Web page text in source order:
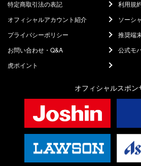
特定商取引法の表記
利用規
オフィシャルアカウント紹介
ソーシ
プライバシーポリシー
推奨端
お問い合わせ・Q&A
公式モ
虎ポイント
オフィシャルスポン